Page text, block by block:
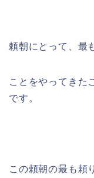
頼朝にとって、最
ことをやってきた
です。
この頼朝の最も頼